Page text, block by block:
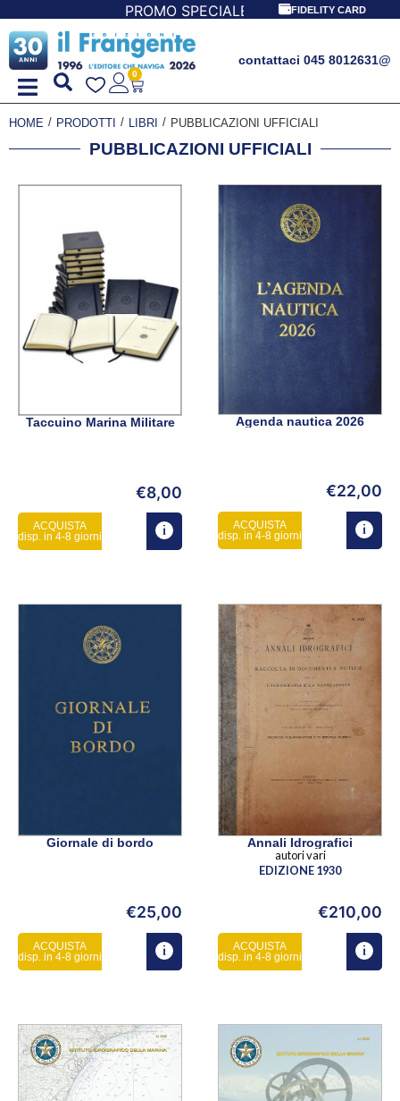
LIBRI PER I 30 ANNI DEL FRANGENTE! *** CON
FIDELITY CARD
contattaci 045 8012631@
0
HOME / PRODOTTI / LIBRI / PUBBLICAZIONI UFFICIALI
PUBBLICAZIONI UFFICIALI
Taccuino Marina Militare
€8,00
ACQUISTA
disp. in 4-8 giorni
Agenda nautica 2026
€22,00
ACQUISTA
disp. in 4-8 giorni
Giornale di bordo
€25,00
ACQUISTA
disp. in 4-8 giorni
Annali Idrografici
autori vari
EDIZIONE 1930
€210,00
ACQUISTA
disp. in 4-8 giorni